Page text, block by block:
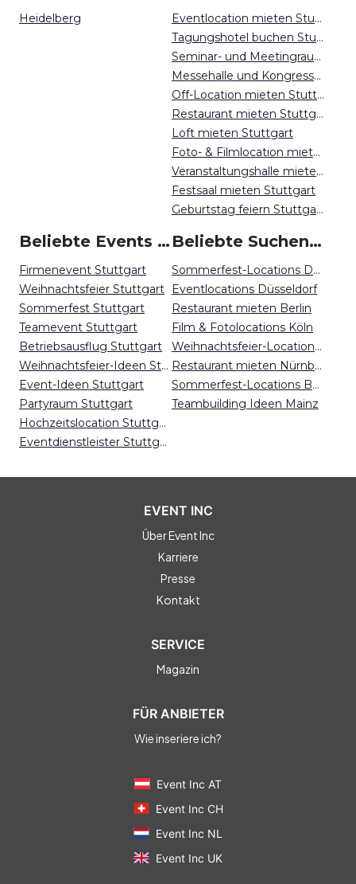
Heidelberg
Eventlocation mieten Stuttgart
Tagungshotel buchen Stuttgart
Seminar- und Meetingraum mieten Stuttgart
Messehalle und Kongresszentrum mieten Stuttgart
Off-Location mieten Stuttgart
Restaurant mieten Stuttgart
Loft mieten Stuttgart
Foto- & Filmlocation mieten Stuttgart
Veranstaltungshalle mieten Stuttgart
Festsaal mieten Stuttgart
Geburtstag feiern Stuttgart
Beliebte Events in Stuttgart
Firmenevent Stuttgart
Weihnachtsfeier Stuttgart
Sommerfest Stuttgart
Teamevent Stuttgart
Betriebsausflug Stuttgart
Weihnachtsfeier-Ideen Stuttgart
Event-Ideen Stuttgart
Partyraum Stuttgart
Hochzeitslocation Stuttgart
Eventdienstleister Stuttgart
Beliebte Suchen auf Event Inc
Sommerfest-Locations Dortmund
Eventlocations Düsseldorf
Restaurant mieten Berlin
Film & Fotolocations Köln
Weihnachtsfeier-Locations Bremen
Restaurant mieten Nürnberg
Sommerfest-Locations Bonn
Teambuilding Ideen Mainz
EVENT INC
Über Event Inc
Karriere
Presse
Kontakt
SERVICE
Magazin
FÜR ANBIETER
Wie inseriere ich?
Event Inc AT
Event Inc CH
Event Inc NL
Event Inc UK